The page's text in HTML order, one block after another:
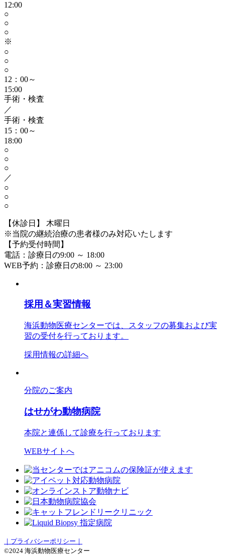
12:00
○
○
○
※
○
○
○
12：00～
15:00
手術・検査
／
手術・検査
15：00～
18:00
○
○
○
／
○
○
○
【休診日】 木曜日
※当院の継続治療の患者様のみ対応いたします
【予約受付時間】
電話：診療日の9:00 ～ 18:00
WEB予約：診療日の8:00 ～ 23:00
採用＆実習情報
海浜動物医療センターでは、スタッフの募集および実
習の受付を行っております。
採用情報の詳細へ
分院のご案内
はせがわ動物病院
本院と連係して診療を行っております
WEBサイトへ
｜プライバシーポリシー｜
©2024 海浜動物医療センター